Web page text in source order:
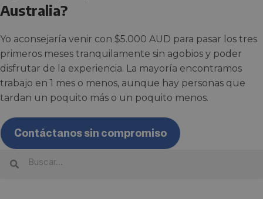
Australia?
Yo aconsejaría venir con $5.000 AUD para pasar los tres
primeros meses tranquilamente sin agobios y poder
disfrutar de la experiencia. La mayoría encontramos
trabajo en 1 mes o menos, aunque hay personas que
tardan un poquito más o un poquito menos.
Contáctanos sin compromiso